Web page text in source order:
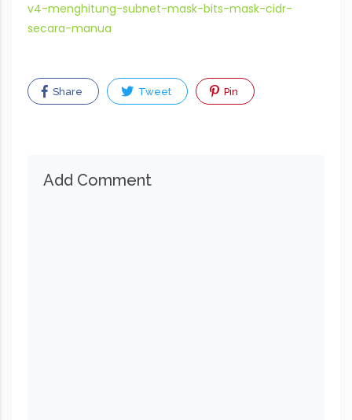
v4-menghitung-subnet-mask-bits-mask-cidr-
secara-manua
Share Tweet Pin
Add Comment